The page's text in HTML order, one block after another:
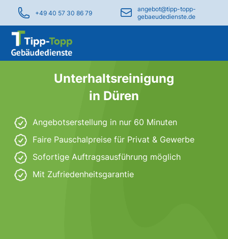
+49 40 57 30 86 79
angebot@tipp-topp-
gebaeudedienste.de
Unterhaltsreinigung
in Düren
Angebotserstellung in nur 60 Minuten
Faire Pauschalpreise für Privat & Gewerbe
Sofortige Auftragsausführung möglich
Mit Zufriedenheitsgarantie